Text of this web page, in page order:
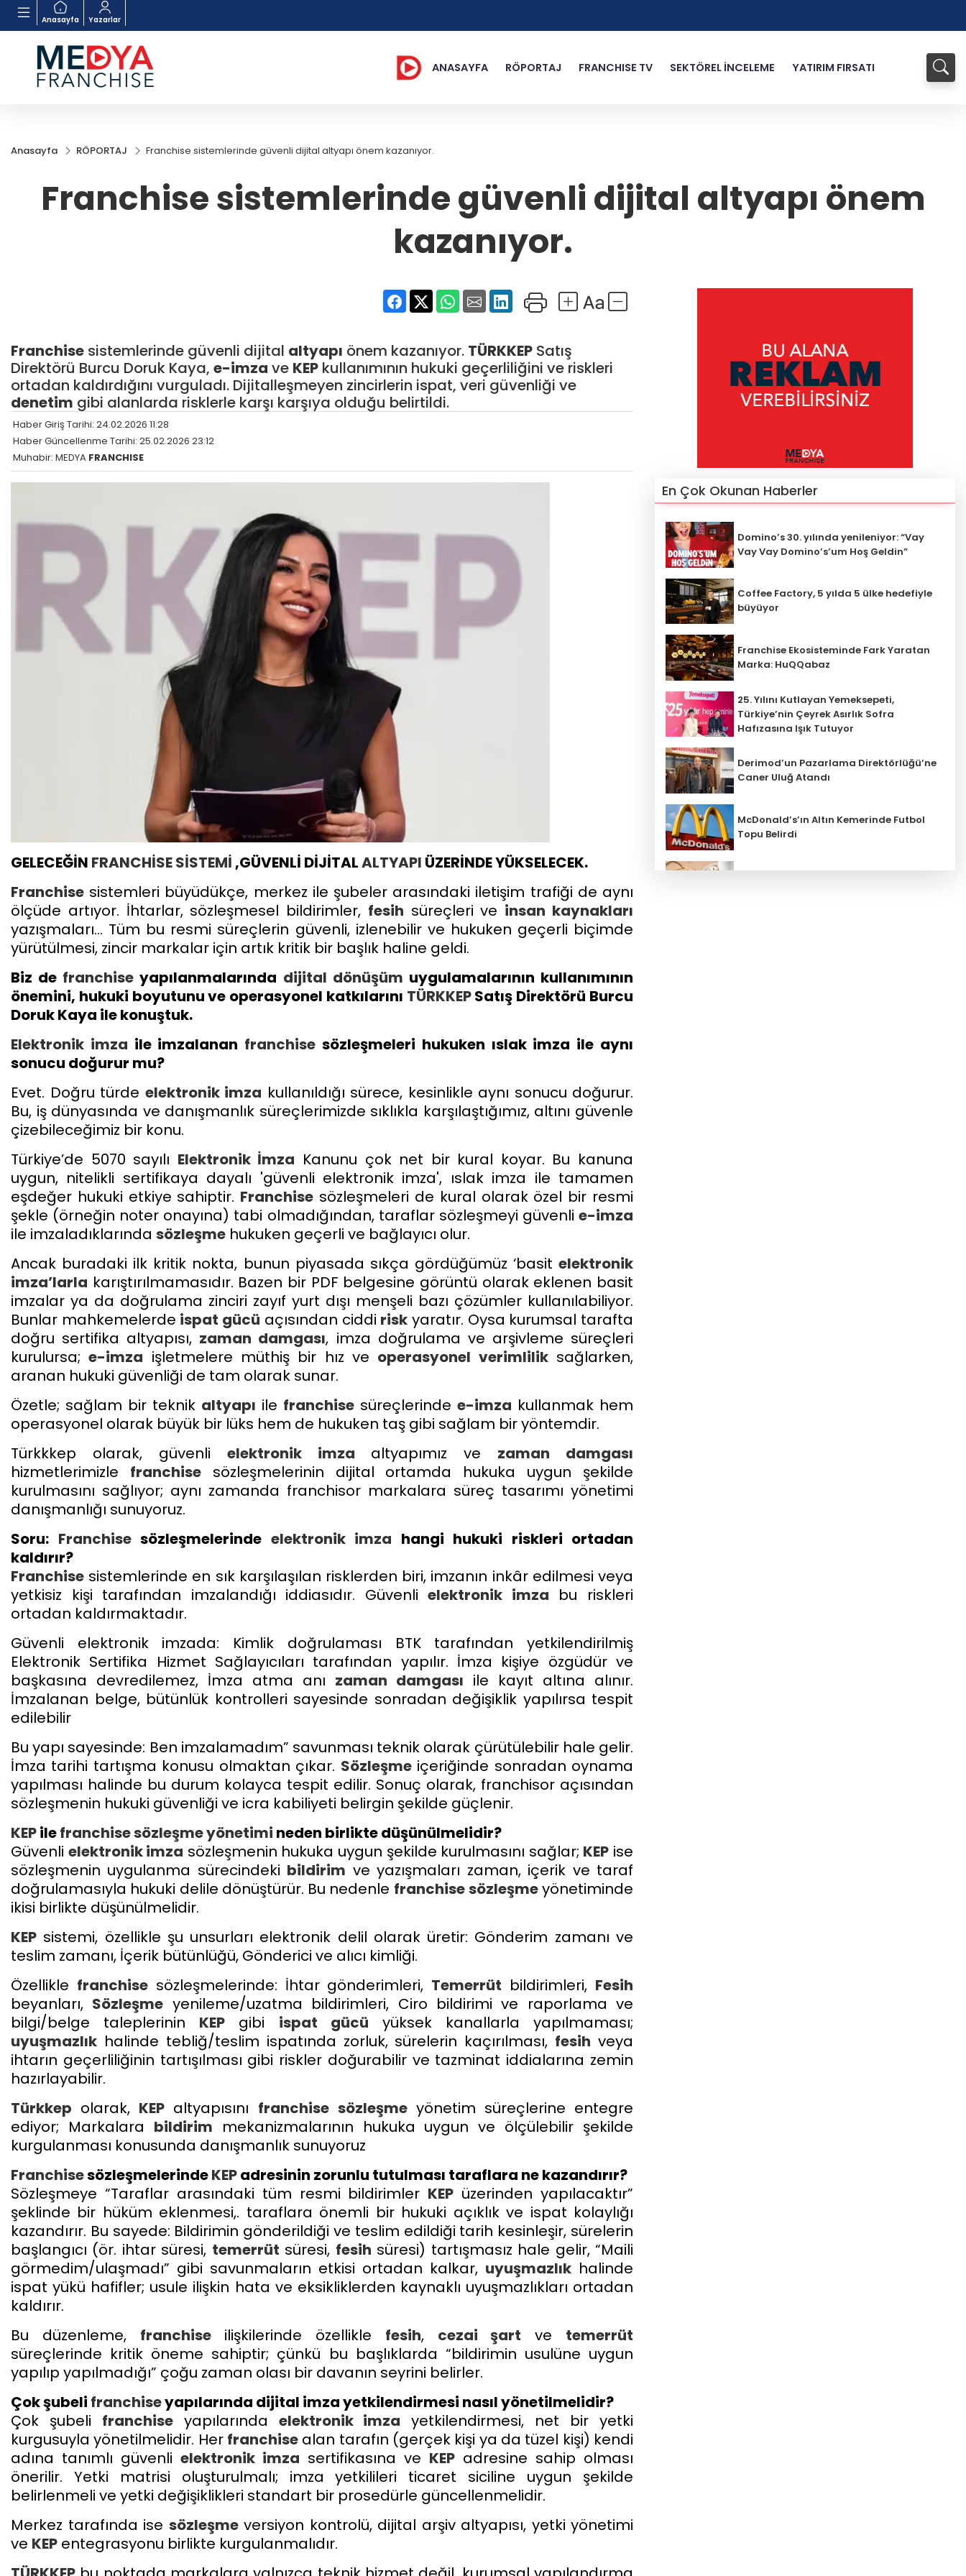
Anasayfa Yazarlar
ANASAYFA RÖPORTAJ FRANCHISE TV SEKTÖREL İNCELEME YATIRIM FIRSATI
Anasayfa RÖPORTAJ Franchise sistemlerinde güvenli dijital altyapı önem kazanıyor.
Franchise sistemlerinde güvenli dijital altyapı önem
kazanıyor.
Franchise sistemlerinde güvenli dijital altyapı önem kazanıyor. TÜRKKEP Satış
Direktörü Burcu Doruk Kaya, e-imza ve KEP kullanımının hukuki geçerliliğini ve riskleri
ortadan kaldırdığını vurguladı. Dijitalleşmeyen zincirlerin ispat, veri güvenliği ve
denetim gibi alanlarda risklerle karşı karşıya olduğu belirtildi.
Haber Giriş Tarihi: 24.02.2026 11:28
Haber Güncellenme Tarihi: 25.02.2026 23:12
Muhabir: MEDYA FRANCHISE
GELECEĞİN FRANCHİSESİSTEMİ ,GÜVENLİ DİJİTALALTYAPI ÜZERİNDE YÜKSELECEK.
Franchise sistemleri büyüdükçe, merkez ile şubeler arasındaki iletişim trafiği de aynı
ölçüde artıyor. İhtarlar, sözleşmesel bildirimler, fesih süreçleri ve insan kaynakları
yazışmaları… Tüm bu resmi süreçlerin güvenli, izlenebilir ve hukuken geçerli biçimde
yürütülmesi, zincir markalar için artık kritik bir başlık haline geldi.
Biz de franchise yapılanmalarında dijital dönüşüm uygulamalarının kullanımının
önemini, hukuki boyutunu ve operasyonel katkılarını TÜRKKEPSatış Direktörü Burcu
DorukKaya ile konuştuk.
Elektronik imza ile imzalanan franchise sözleşmeleri hukuken ıslak imza ile aynı
sonucu doğurur mu?
Evet. Doğru türde elektronik imza kullanıldığı sürece, kesinlikle aynı sonucu doğurur.
Bu, iş dünyasında ve danışmanlık süreçlerimizde sıklıkla karşılaştığımız, altını güvenle
çizebileceğimiz bir konu.
Türkiye’de 5070 sayılı Elektronik İmza Kanunu çok net bir kural koyar. Bu kanuna
uygun, nitelikli sertifikaya dayalı 'güvenli elektronik imza', ıslak imza ile tamamen
eşdeğer hukuki etkiye sahiptir. Franchise sözleşmeleri de kural olarak özel bir resmi
şekle (örneğin noter onayına) tabi olmadığından, taraflar sözleşmeyi güvenli e-imza
ile imzaladıklarında sözleşme hukuken geçerli ve bağlayıcı olur.
Ancak buradaki ilk kritik nokta, bunun piyasada sıkça gördüğümüz ‘basit elektronik
imza’larla karıştırılmamasıdır. Bazen bir PDF belgesine görüntü olarak eklenen basit
imzalar ya da doğrulama zinciri zayıf yurt dışı menşeli bazı çözümler kullanılabiliyor.
Bunlar mahkemelerde ispat gücü açısından ciddi risk yaratır. Oysa kurumsal tarafta
doğru sertifika altyapısı, zaman damgası, imza doğrulama ve arşivleme süreçleri
kurulursa;e-imza işletmelere müthiş bir hız ve operasyonel verimliliksağlarken,
aranan hukuki güvenliği de tam olarak sunar.
Özetle; sağlam bir teknik altyapı ile franchise süreçlerinde e-imza kullanmak hem
operasyonel olarak büyük bir lüks hem de hukuken taş gibi sağlam bir yöntemdir.
Türkkkep olarak, güvenli elektronik imza altyapımız ve zaman damgası
hizmetlerimizle franchisesözleşmelerinin dijital ortamda hukuka uygun şekilde
kurulmasını sağlıyor; aynı zamanda franchisor markalara süreç tasarımı yönetimi
danışmanlığı sunuyoruz.
Soru: Franchisesözleşmelerinde elektronik imza hangi hukuki riskleri ortadan
kaldırır?
Franchise sistemlerinde en sık karşılaşılan risklerden biri, imzanın inkâr edilmesi veya
yetkisiz kişi tarafından imzalandığı iddiasıdır. Güvenlielektronik imza bu riskleri
ortadan kaldırmaktadır.
Güvenli elektronik imzada: Kimlik doğrulaması BTK tarafından yetkilendirilmiş
Elektronik Sertifika Hizmet Sağlayıcıları tarafından yapılır. İmza kişiye özgüdür ve
başkasına devredilemez, İmza atma anı zaman damgası ile kayıt altına alınır.
İmzalanan belge, bütünlük kontrolleri sayesinde sonradan değişiklik yapılırsa tespit
edilebilir
Bu yapı sayesinde: Ben imzalamadım” savunması teknik olarak çürütülebilir hale gelir.
İmza tarihi tartışma konusu olmaktan çıkar. Sözleşmeiçeriğinde sonradan oynama
yapılması halinde bu durum kolayca tespit edilir. Sonuç olarak, franchisor açısından
sözleşmenin hukuki güvenliği ve icra kabiliyeti belirgin şekilde güçlenir.
KEPilefranchisesözleşmeyönetimi neden birlikte düşünülmelidir?
Güvenli elektronik imza sözleşmenin hukuka uygun şekilde kurulmasını sağlar; KEP ise
sözleşmenin uygulanma sürecindeki bildirim ve yazışmaları zaman, içerik ve taraf
doğrulamasıyla hukuki delile dönüştürür. Bu nedenle franchisesözleşmeyönetiminde
ikisi birlikte düşünülmelidir.
KEP sistemi, özellikle şu unsurları elektronik delil olarak üretir: Gönderim zamanı ve
teslim zamanı, İçerik bütünlüğü, Gönderici ve alıcı kimliği.
Özellikle franchisesözleşmelerinde: İhtar gönderimleri, Temerrüt bildirimleri, Fesih
beyanları, Sözleşme yenileme/uzatma bildirimleri, Ciro bildirimi ve raporlama ve
bilgi/belge taleplerinin KEP gibi ispat gücü yüksek kanallarla yapılmaması;
uyuşmazlık halinde tebliğ/teslim ispatında zorluk, sürelerin kaçırılması, fesih veya
ihtarın geçerliliğinin tartışılması gibi riskler doğurabilir ve tazminat iddialarına zemin
hazırlayabilir.
Türkkep olarak, KEP altyapısını franchise sözleşmeyönetim süreçlerine entegre
ediyor; Markalara bildirim mekanizmalarının hukuka uygun ve ölçülebilir şekilde
kurgulanması konusunda danışmanlık sunuyoruz
FranchisesözleşmelerindeKEPadresinin zorunlu tutulması taraflara ne kazandırır?
Sözleşmeye “Taraflar arasındaki tüm resmi bildirimler KEP üzerinden yapılacaktır”
şeklinde bir hüküm eklenmesi,. taraflara önemli bir hukuki açıklık ve ispat kolaylığı
kazandırır. Bu sayede: Bildirimin gönderildiği ve teslim edildiği tarih kesinleşir, sürelerin
başlangıcı (ör. ihtar süresi, temerrüt süresi, fesih süresi) tartışmasız hale gelir, “Maili
görmedim/ulaşmadı” gibi savunmaların etkisi ortadan kalkar, uyuşmazlık halinde
ispat yükü hafifler; usule ilişkin hata ve eksikliklerden kaynaklı uyuşmazlıkları ortadan
kaldırır.
Bu düzenleme, franchiseilişkilerinde özellikle fesih, cezai şart ve temerrüt
süreçlerinde kritik öneme sahiptir; çünkü bu başlıklarda “bildirimin usulüne uygun
yapılıp yapılmadığı” çoğu zaman olası bir davanın seyrini belirler.
Çok şubeli franchiseyapılarında dijital imza yetkilendirmesi nasıl yönetilmelidir?
Çok şubeli franchiseyapılarında elektronik imza yetkilendirmesi, net bir yetki
kurgusuyla yönetilmelidir. Her franchise alan tarafın (gerçek kişi ya da tüzel kişi) kendi
adına tanımlı güvenli elektronik imza sertifikasına ve KEP adresine sahip olması
önerilir. Yetki matrisi oluşturulmalı; imza yetkilileri ticaret siciline uygun şekilde
belirlenmeli ve yetki değişiklikleri standart bir prosedürle güncellenmelidir.
Merkez tarafında ise sözleşmeversiyon kontrolü, dijital arşiv altyapısı, yetki yönetimi
ve KEP entegrasyonu birlikte kurgulanmalıdır.
En Çok Okunan Haberler
Domino’s 30. yılında yenileniyor: “Vay
Vay Vay Domino’s’um Hoş Geldin”
Coffee Factory, 5 yılda 5 ülke hedefiyle
büyüyor
Franchise Ekosisteminde Fark Yaratan
Marka: HuQQabaz
25. Yılını Kutlayan Yemeksepeti,
Türkiye’nin Çeyrek Asırlık Sofra
Hafızasına Işık Tutuyor
Derimod’un Pazarlama Direktörlüğü’ne
Caner Uluğ Atandı
McDonald’s’ın Altın Kemerinde Futbol
Topu Belirdi